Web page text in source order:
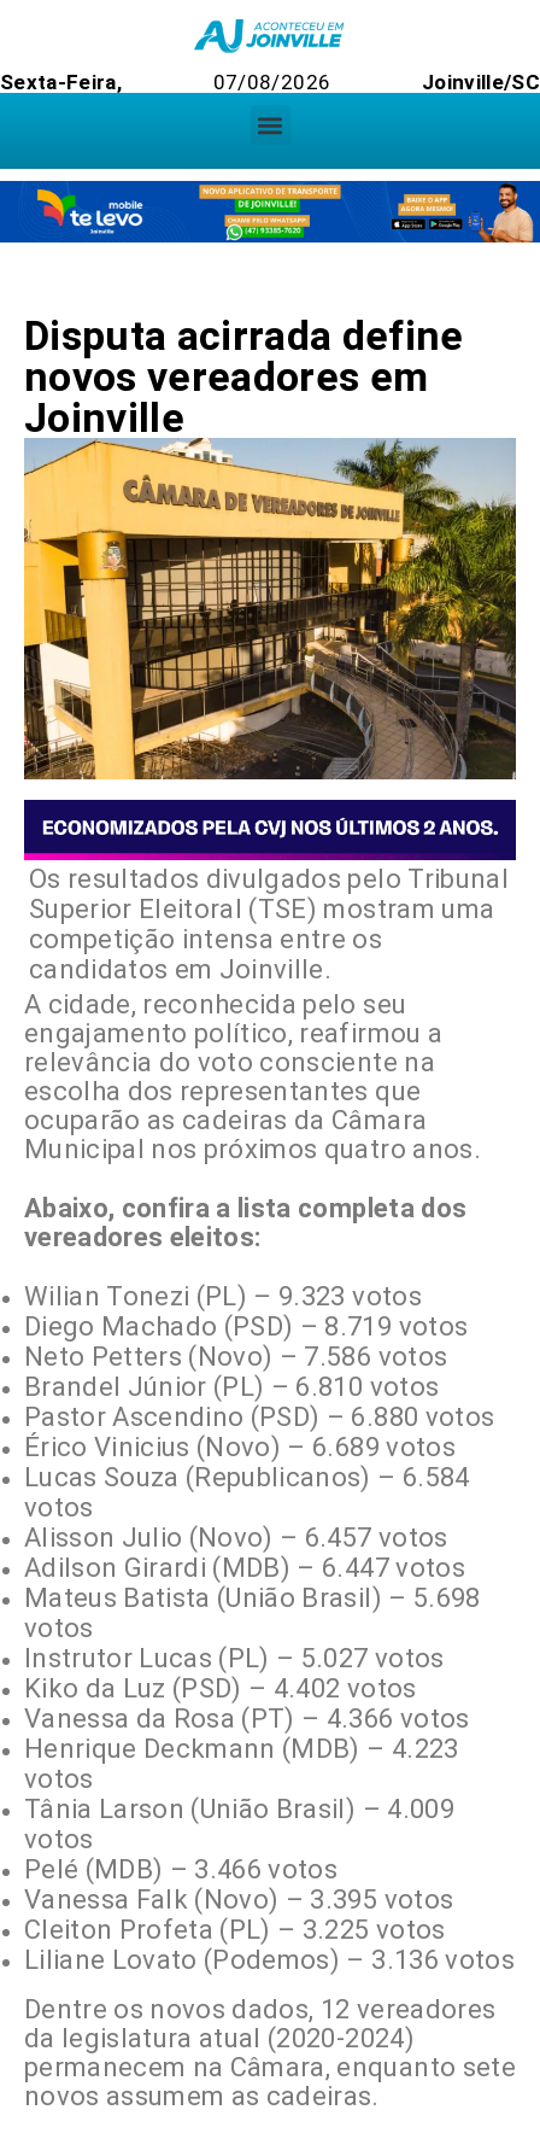
Sexta-Feira, 07/08/2026 Joinville/SC
Disputa acirrada define
novos vereadores em
Joinville
Os resultados divulgados pelo Tribunal
Superior Eleitoral (TSE) mostram uma
competição intensa entre os
candidatos em Joinville.
A cidade, reconhecida pelo seu
engajamento político, reafirmou a
relevância do voto consciente na
escolha dos representantes que
ocuparão as cadeiras da Câmara
Municipal nos próximos quatro anos.
Abaixo, confira a lista completa dos
vereadores eleitos:
Wilian Tonezi (PL) – 9.323 votos
Diego Machado (PSD) – 8.719 votos
Neto Petters (Novo) – 7.586 votos
Brandel Júnior (PL) – 6.810 votos
Pastor Ascendino (PSD) – 6.880 votos
Érico Vinicius (Novo) – 6.689 votos
Lucas Souza (Republicanos) – 6.584
votos
Alisson Julio (Novo) – 6.457 votos
Adilson Girardi (MDB) – 6.447 votos
Mateus Batista (União Brasil) – 5.698
votos
Instrutor Lucas (PL) – 5.027 votos
Kiko da Luz (PSD) – 4.402 votos
Vanessa da Rosa (PT) – 4.366 votos
Henrique Deckmann (MDB) – 4.223
votos
Tânia Larson (União Brasil) – 4.009
votos
Pelé (MDB) – 3.466 votos
Vanessa Falk (Novo) – 3.395 votos
Cleiton Profeta (PL) – 3.225 votos
Liliane Lovato (Podemos) – 3.136 votos
Dentre os novos dados, 12 vereadores
da legislatura atual (2020-2024)
permanecem na Câmara, enquanto sete
novos assumem as cadeiras.